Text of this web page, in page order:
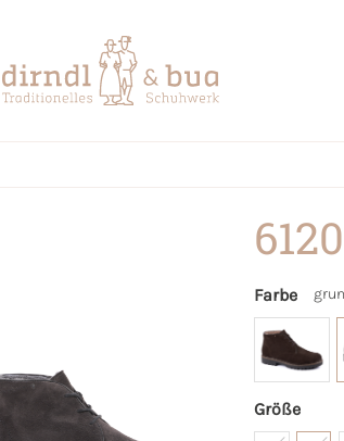
Farbe
Größe